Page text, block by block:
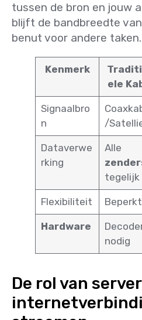
tussen de bron en jouw
blijft de bandbreedte
benut voor andere taken.
Kenmerk
ele
Signaalbro
n
/
Dataverwe
rking
Alle
tegelijk
Flexibiliteit Beperkt
Hardware
nodig
De rol van